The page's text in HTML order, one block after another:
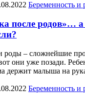
Беременность и
после родов»…
роды – сложнейшие
они уже позади.
держит малыша на
Беременность и